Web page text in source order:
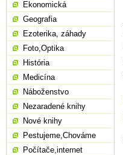
Ekonomická
Geografia
Ezoterika, záhady
Foto,Optika
História
Medicína
Náboženstvo
Nezaradené knihy
Nové knihy
Pestujeme,Chováme
Počítače,internet